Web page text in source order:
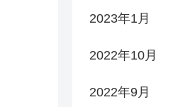
2023年1月
2022年10月
2022年9月